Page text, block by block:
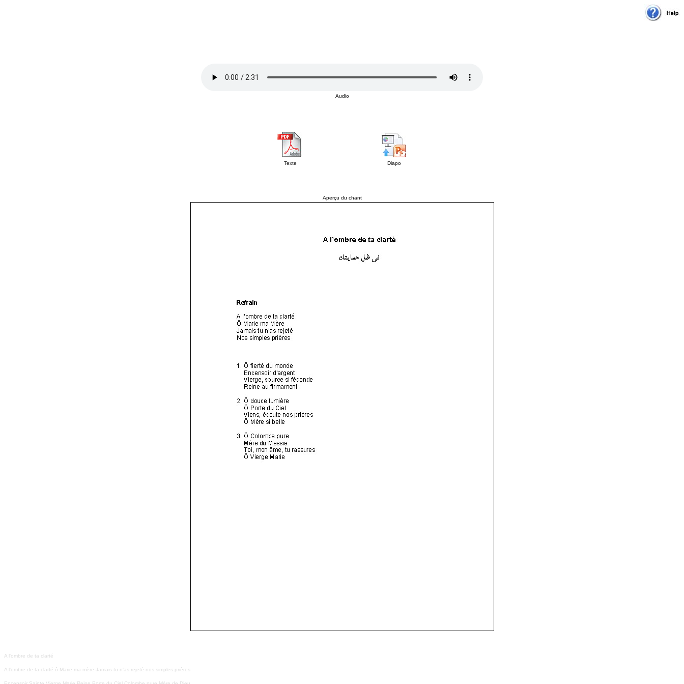
Audio
Texte Diapo
Aperçu du chant
A l'ombre de ta clarté
A l'ombre de ta clarté ô Marie ma mère Jamais tu n'as rejeté nos simples prières